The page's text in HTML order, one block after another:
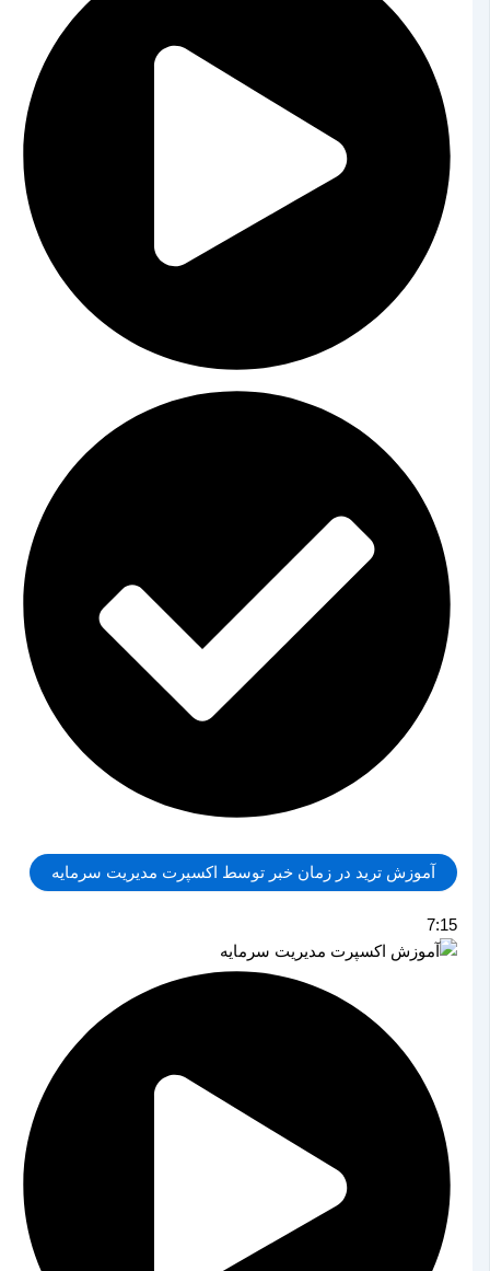
آموزش ترید در زمان خبر توسط اکسپرت مدیریت سرمایه
7:15